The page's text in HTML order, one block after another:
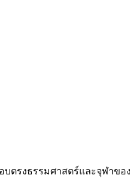
ตรงธรรมศาสตร์และจุฬาขอ